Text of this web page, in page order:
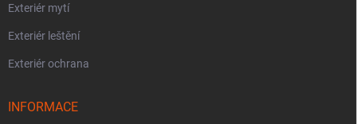
Exteriér mytí
Exteriér leštění
Exteriér ochrana
INFORMACE